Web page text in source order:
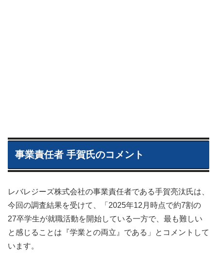
事業責任者 手賀氏のコメント
レバレジーズ株式会社の事業責任者である手賀亮汰氏は、
今回の調査結果を受けて、「2025年12月時点で約7割の
27卒学生が就職活動を開始している一方で、最も難しい
と感じることは『学業との両立』である」とコメントして
います。